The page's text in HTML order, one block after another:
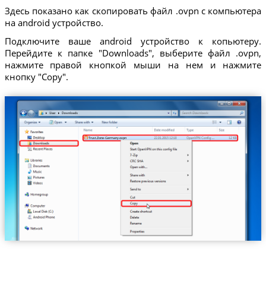
Здесь показано как скопировать файл .ovpn с компьютера
на android устройство.
Подключите ваше android устройство к копьютеру.
Перейдите к папке "Downloads", выберите файл .ovpn,
нажмите правой кнопкой мыши на нем и нажмите
кнопку "Copy".
Trust.Zone-Germany.ovpn